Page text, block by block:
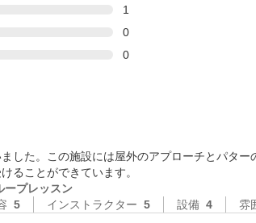
1
0
0
した。この施設には屋外のアプローチとパター
ープレッスン
5 インストラクター 5 設備 4 雰